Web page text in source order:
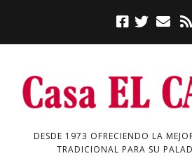
DESDE 1973 OFRECIENDO LA
TRADICIONAL PARA SU